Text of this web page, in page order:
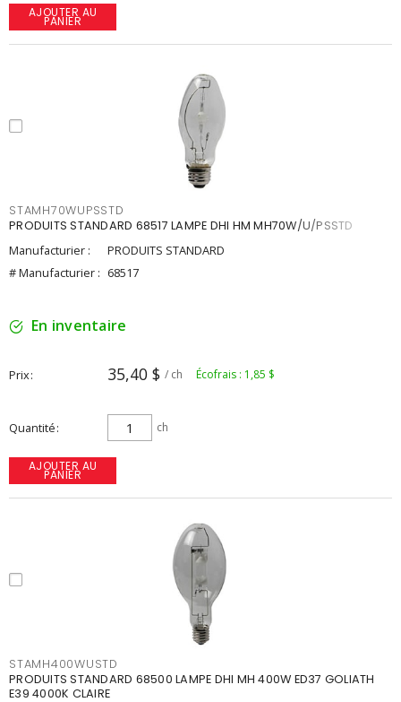
AJOUTER AU
PANIER
STAMH70WUPSSTD
PRODUITS STANDARD 68517 LAMPE DHI HM MH70W/U/PSSTD
Manufacturier :
PRODUITS STANDARD
# Manufacturier : 68517
En inventaire
Prix 35,40 $ / ch Écofrais : 1,85 $
Quantité ch
AJOUTER AU
PANIER
STAMH400WUSTD
PRODUITS STANDARD 68500 LAMPE DHI MH 400W ED37 GOLIATH
E39 4000K CLAIRE